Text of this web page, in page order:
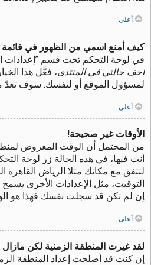
أعلى
كيف أمنع اسمي من الظهور في قائمة
في لوحة التحكم تحت قسم ”إعدادات
أخف حالتي في المنتدى، فعَّل هذا
لمسؤول الموقع أو لنفسك. سوف تعدّ
أعلى
الأوقات غير صحيحة!
من المحتمل أن الوقت المعروض
أنت فيها، في هذه الحالة زر لوحة
لتتفق مع مكانك مثلا الرياض القاهرة
التوقيت، مثل الإعدادات الأخرى
إن لم تكن قد سجلت نفسك فهذا هو
أعلى
لقد غيرت المنطقة الزمنية لكن
إن كنت قد أصلحت إعداد المنطقة